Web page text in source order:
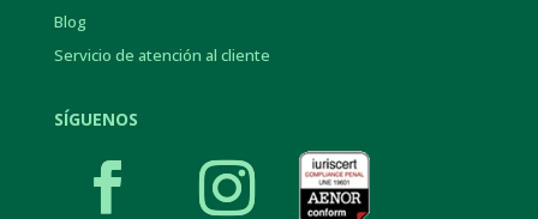
Blog
Servicio de atención al cliente
SÍGUENOS